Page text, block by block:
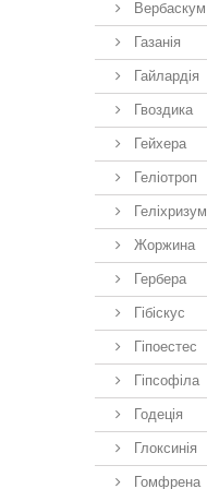
Вербаскум
Газанія
Гайлардія
Гвоздика
Гейхера
Геліотроп
Геліхризум
Жоржина
Гербера
Гібіскус
Гіпоестес
Гіпсофіла
Годеція
Глоксинія
Гомфрена